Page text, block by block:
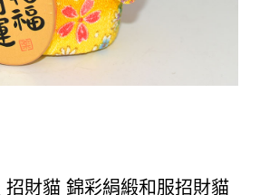
財貓 錦彩絹緞和服招財貓